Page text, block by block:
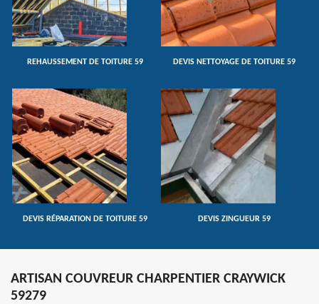
REHAUSSEMENT DE TOITURE 59 DEVIS NETTOYAGE DE TOITURE 59
DEVIS RÉPARATION DE TOITURE 59 DEVIS ZINGUEUR 59
ARTISAN COUVREUR CHARPENTIER CRAYWICK
59279